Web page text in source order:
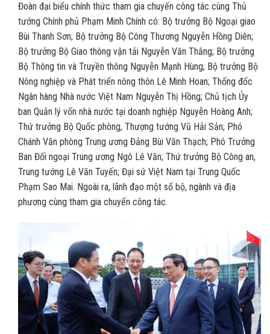
Đoàn đại biểu chính thức tham gia chuyến công tác cùng Thủ
tướng Chính phủ Phạm Minh Chính có: Bộ trưởng Bộ Ngoại giao
Bùi Thanh Sơn; Bộ trưởng Bộ Công Thương Nguyễn Hồng Diên;
Bộ trưởng Bộ Giao thông vận tải Nguyễn Văn Thắng; Bộ trưởng
Bộ Thông tin và Truyền thông Nguyễn Mạnh Hùng; Bộ trưởng Bộ
Nông nghiệp và Phát triển nông thôn Lê Minh Hoan; Thống đốc
Ngân hàng Nhà nước Việt Nam Nguyễn Thị Hồng; Chủ tịch Ủy
ban Quản lý vốn nhà nước tại doanh nghiệp Nguyễn Hoàng Anh;
Thứ trưởng Bộ Quốc phòng, Thượng tướng Vũ Hải Sản; Phó
Chánh Văn phòng Trung ương Đảng Bùi Văn Thạch; Phó Trưởng
Ban Đối ngoại Trung ương Ngô Lê Văn; Thứ trưởng Bộ Công an,
Trung tướng Lê Văn Tuyến; Đại sứ Việt Nam tại Trung Quốc
Phạm Sao Mai. Ngoài ra, lãnh đạo một số bộ, ngành và địa
phương cùng tham gia chuyến công tác.